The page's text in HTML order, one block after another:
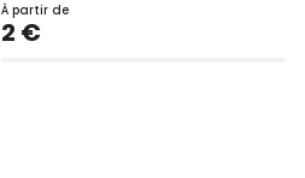
À partir de
Prix
2 €